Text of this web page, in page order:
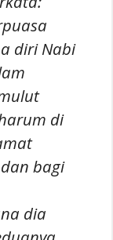
diri Nabi
di
bagi
dia